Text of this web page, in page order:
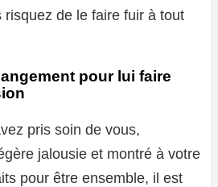
de le faire fuir à tout
pour lui faire
pris soin de vous,
jalousie et montré à votre
pour être ensemble, il est